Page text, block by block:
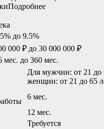
до 9.5%
000 ₽ до 30 000 000 ₽
мес. до 360 мес.
Для мужчин: от 21 до
женщин: от 21 до 65
6 мес.
12 мес.
Требуется